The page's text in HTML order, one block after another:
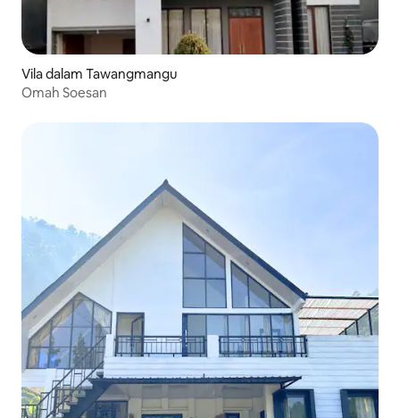
Vila dalam Tawangmangu
Omah Soesan